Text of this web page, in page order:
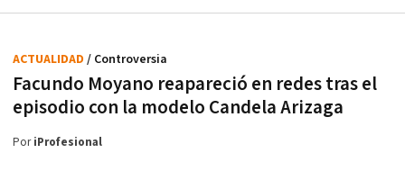
Facundo Moyano reapareció en redes tras el
episodio con la modelo Candela Arizaga
ACTUALIDAD / Controversia
PoriProfesional